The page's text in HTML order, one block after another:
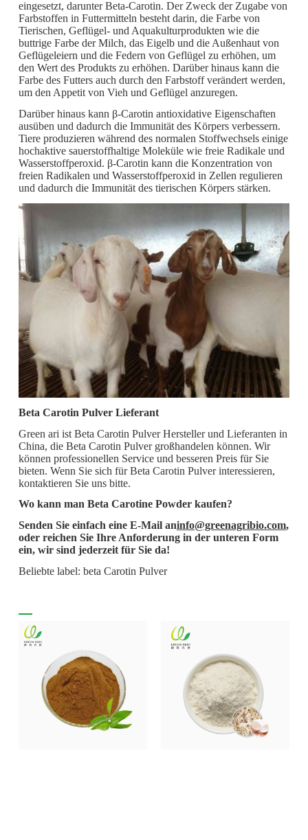
eingesetzt, darunter Beta-Carotin. Der Zweck der Zugabe von
Farbstoffen in Futtermitteln besteht darin, die Farbe von
Tierischen, Geflügel- und Aquakulturprodukten wie die
buttrige Farbe der Milch, das Eigelb und die Außenhaut von
Geflügeleiern und die Federn von Geflügel zu erhöhen, um
den Wert des Produkts zu erhöhen. Darüber hinaus kann die
Farbe des Futters auch durch den Farbstoff verändert werden,
um den Appetit von Vieh und Geflügel anzuregen.
Darüber hinaus kann β-Carotin antioxidative Eigenschaften
ausüben und dadurch die Immunität des Körpers verbessern.
Tiere produzieren während des normalen Stoffwechsels einige
hochaktive sauerstoffhaltige Moleküle wie freie Radikale und
Wasserstoffperoxid. β-Carotin kann die Konzentration von
freien Radikalen und Wasserstoffperoxid in Zellen regulieren
und dadurch die Immunität des tierischen Körpers stärken.
Beta Carotin Pulver Lieferant
Green ari ist Beta Carotin Pulver Hersteller und Lieferanten in
China, die Beta Carotin Pulver großhandelen können. Wir
können professionellen Service und besseren Preis für Sie
bieten. Wenn Sie sich für Beta Carotin Pulver interessieren,
kontaktieren Sie uns bitte.
Wo kann man Beta Carotine Powder kaufen?
Senden Sie einfach eine E-Mail aninfo@greenagribio.com,
oder reichen Sie Ihre Anforderung in der unteren Form
ein, wir sind jederzeit für Sie da!
Beliebte label: beta Carotin Pulver